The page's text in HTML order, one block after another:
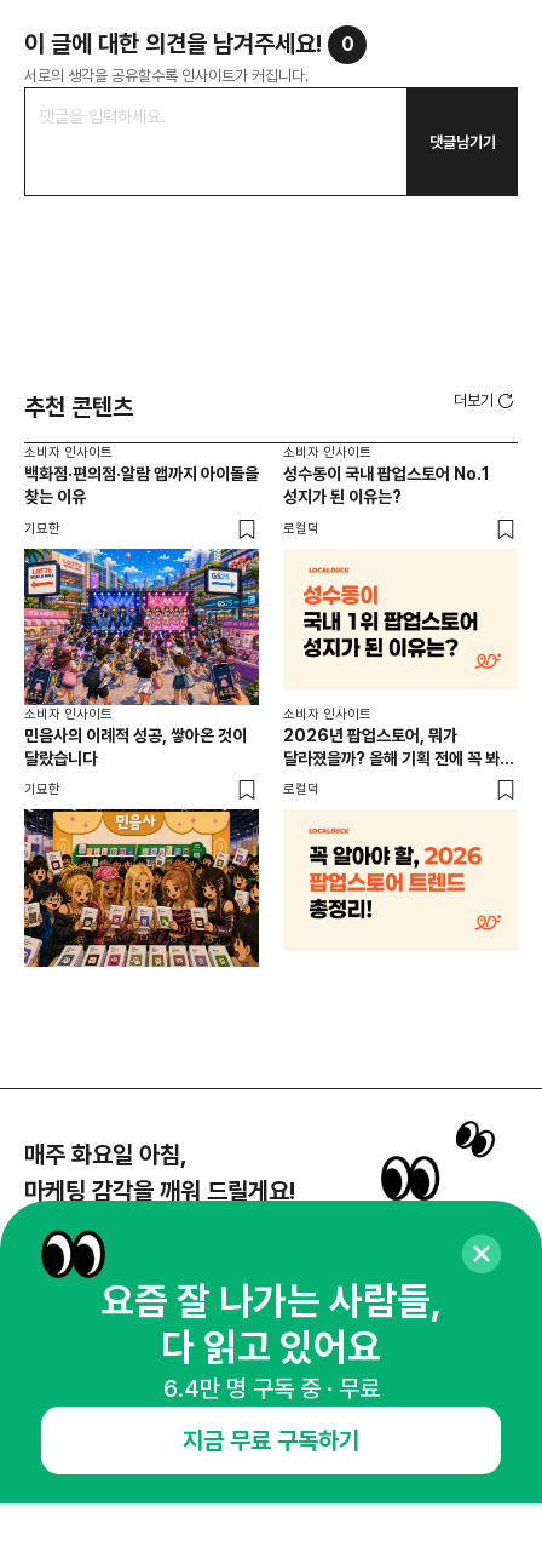
이 글에 대한 의견을 남겨주세요! 0
서로의 생각을 공유할수록 인사이트가 커집니다.
댓글남기기
추천 콘텐츠 더보기
소비자 인사이트
백화점·편의점·알람 앱까지 아이돌을
찾는 이유
기묘한
소비자 인사이트
성수동이 국내 팝업스토어 No.1
성지가 된 이유는?
로컬덕
소비자 인사이트
민음사의 이례적 성공, 쌓아온 것이
달랐습니다
기묘한
소비자 인사이트
2026년 팝업스토어, 뭐가
달라졌을까? 올해 기획 전에 꼭 봐야
할 트렌드 4가지
로컬덕
매주 화요일 아침,
마케팅 감각을 깨워 드릴게요!
뉴스레터 구독하기
오픈애즈란
요즘 잘 나가는 사람들,
다 읽고 있어요
6.4만 명 구독 중 · 무료
지금 무료 구독하기